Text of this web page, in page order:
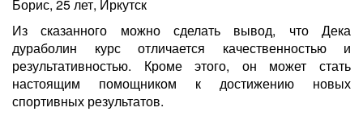
Борис, 25 лет, Иркутск
Из сказанного можно сделать вывод, что Дека
дураболин курс отличается качественностью и
результативностью. Кроме этого, он может стать
настоящим помощником к достижению новых
спортивных результатов.